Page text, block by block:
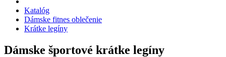
Katalóg
Dámske fitnes oblečenie
Krátke legíny
Dámske športové krátke legíny